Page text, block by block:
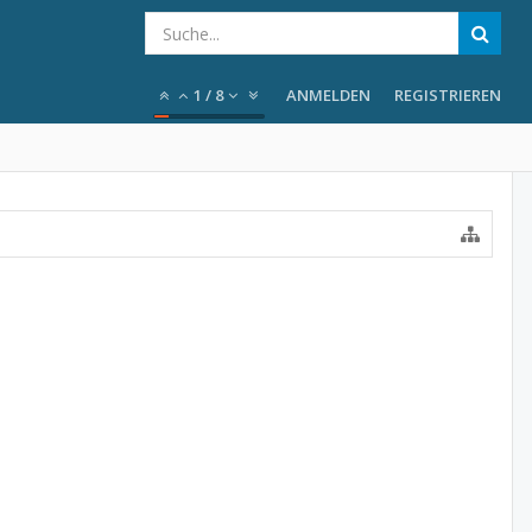
1 / 8 ANMELDEN REGISTRIEREN